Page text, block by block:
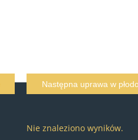
Następna uprawa w
Nie znaleziono wyników.